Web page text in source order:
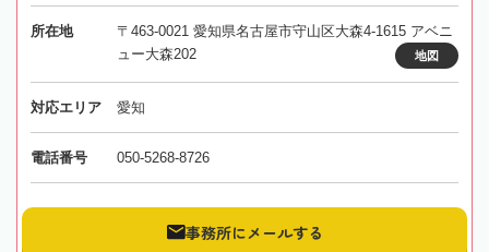
所在地
〒463-0021 愛知県名古屋市守山区大森4-1615 アベニ
ュー大森202
地図
対応エリア 愛知
電話番号 050-5268-8726
事務所にメールする